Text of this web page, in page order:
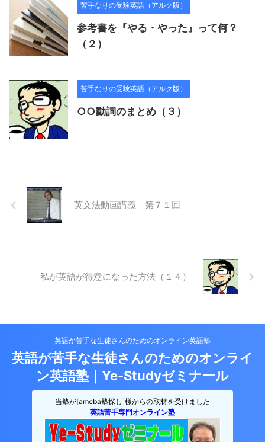
苦手なりの受験英語（アルク版）
参考書を『やる・やった』って何？
（２）
苦手なりの受験英語（アルク版）
○○動詞のまとめ（３）
英文法動画講義 第７１回
私が英語が得意になった方法（１４）
英語が苦手な生徒さんのためのオンライン英語塾
英語が苦手な生徒さんのためのオンライ
ン英語塾｜Ye-Studyゼミナール
当塾が[ameba塾探し]様からの取材を受けました
英語苦手専門オンライン塾